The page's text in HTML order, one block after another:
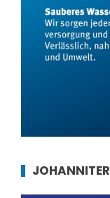
JOHANNITER